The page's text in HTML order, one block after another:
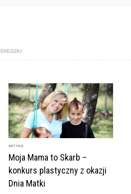
ARTYKUŁ
Moja Mama to Skarb –
konkurs plastyczny z okazji
Dnia Matki